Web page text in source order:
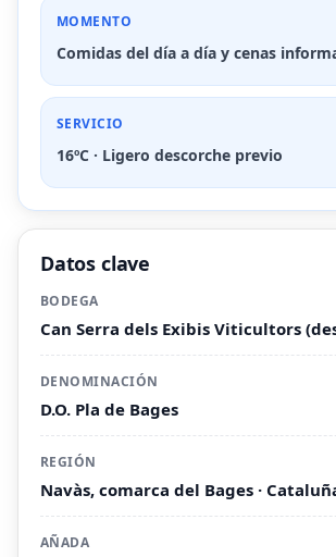
MOMENTO
Comidas del día a día y cenas
SERVICIO
16ºC · Ligero descorche previo
Datos clave
BODEGA
Can Serra dels Exibis Viticultors
DENOMINACIÓN
D.O. Pla de Bages
REGIÓN
Navàs, comarca del Bages ·
AÑADA